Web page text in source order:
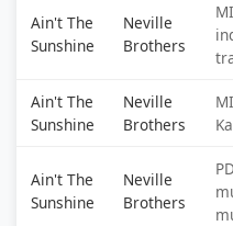
Ain't The
Sunshine
Neville
Brothers
Ain't The
Sunshine
Neville
Brothers
Ain't The
Sunshine
Neville
Brothers